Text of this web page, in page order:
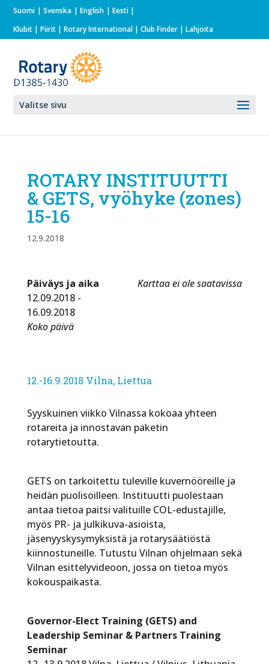
Suomi Svenska English
Eesti
Klubit |Piirit |Rotary International | Club Finder | Lahjoita
Valitse sivu
ROTARY INSTITUUTTI
& GETS, vyöhyke (zones)
15-16
12.9.2018
Karttaa ei ole saatavissa
Päiväys ja aika
12.09.2018 -
16.09.2018
Koko päivä
12.-16.9.2018 Vilna, Liettua
Syyskuinen viikko Vilnassa kokoaa yhteen
rotareita ja innostavan paketin
rotarytietoutta.
GETS on tarkoitettu tuleville kuvernööreille ja
heidän puolisoilleen. Instituutti puolestaan
antaa tietoa paitsi valituille COL-edustajille,
myös PR- ja julkikuva-asioista,
jäsenyyskysymyksistä ja rotarysäätiöstä
kiinnostuneille. Tutustu Vilnan ohjelmaan sekä
Vilnan esittelyvideoon, jossa on tietoa myös
kokouspaikasta.
Governor-Elect Training (GETS) and
Leadership Seminar & Partners Training
Seminar